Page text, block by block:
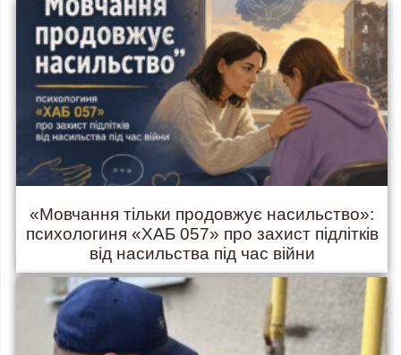
«Мовчання тільки продовжує насильство»:
психологиня «ХАБ 057» про захист підлітків
від насильства під час війни